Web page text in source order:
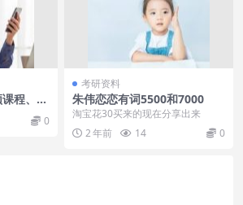
程、真
0
考研资料
朱伟恋恋有词5500和7000
淘宝花30买来的现在分享出来
2 年前
14 0